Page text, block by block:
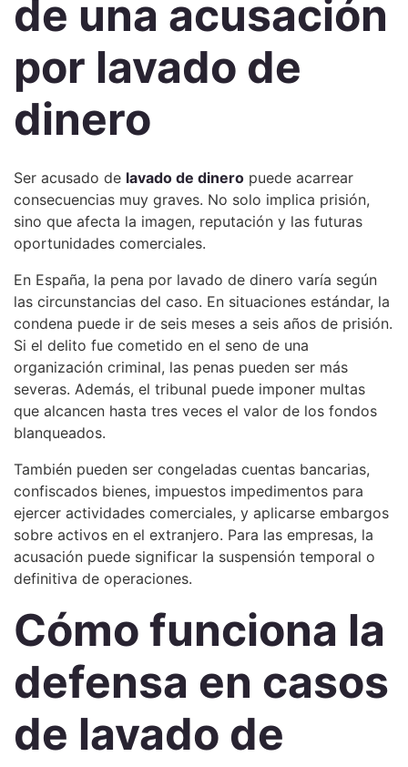
de una acusación
por lavado de
dinero
Ser acusado de lavado de dinero puede acarrear
consecuencias muy graves. No solo implica prisión,
sino que afecta la imagen, reputación y las futuras
oportunidades comerciales.
En España, la pena por lavado de dinero varía según
las circunstancias del caso. En situaciones estándar, la
condena puede ir de seis meses a seis años de prisión.
Si el delito fue cometido en el seno de una
organización criminal, las penas pueden ser más
severas. Además, el tribunal puede imponer multas
que alcancen hasta tres veces el valor de los fondos
blanqueados.
También pueden ser congeladas cuentas bancarias,
confiscados bienes, impuestos impedimentos para
ejercer actividades comerciales, y aplicarse embargos
sobre activos en el extranjero. Para las empresas, la
acusación puede significar la suspensión temporal o
definitiva de operaciones.
Cómo funciona la
defensa en casos
de lavado de